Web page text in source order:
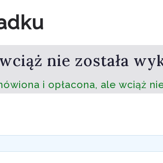
nie została
i opłacona, ale wciąż